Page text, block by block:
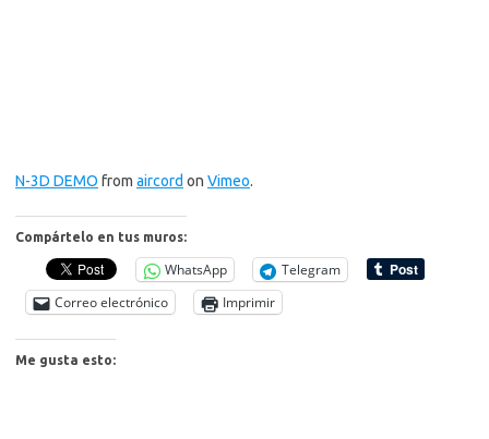
N-3D DEMO from aircord on Vimeo.
Compártelo en tus muros:
WhatsApp
Telegram
Correo electrónico
Imprimir
Me gusta esto: